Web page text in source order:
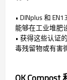
• DINplus 和
能够在工业堆肥
• 获得这些认证
毒残留物或有害